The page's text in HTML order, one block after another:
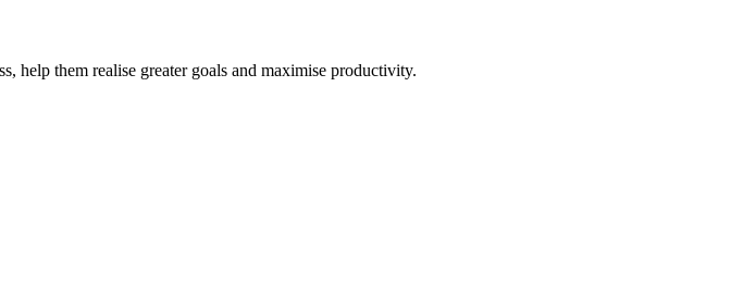
help them realise greater goals and maximise productivity.